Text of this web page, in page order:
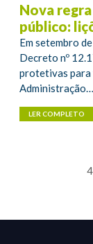
Nova
público:
Em setembro
Decreto nº
protetivas para
Administração…
LER COMPLETO
4